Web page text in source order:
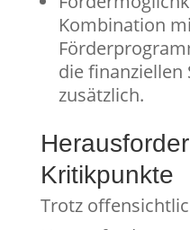
Kombination
die finanziellen
zusätzlich.
Kritikpunkte
Trotz